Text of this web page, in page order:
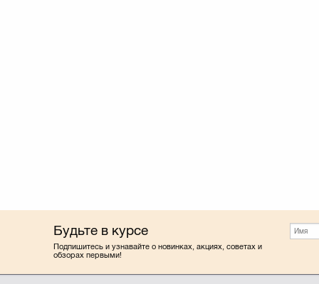
Будьте в курсе
Подпишитесь и узнавайте о новинках, акциях, советах и
обзорах первыми!